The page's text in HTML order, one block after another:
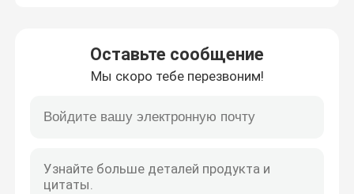
Заднее освещение телевизоров на светодиодных
Для световой полосы V315H3-LE2-TREF3
Оставьте сообщение
Мы скоро тебе перезвоним!